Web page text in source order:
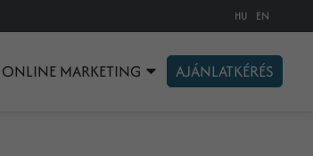
HU EN
ONLINE MARKETING AJÁNLATKÉRÉS